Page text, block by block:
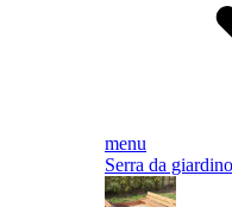
menu
Serra da giardino